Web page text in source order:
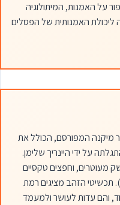
על האמנות, המיתולוגיה
ליכולת האמנותית של הפסלים
מיקנה המפורסם, הכולל את
על ידי היינריך שלימן.
מעוטרים, וחפצים טקסיים
(1600-1100 לפנה"ס). תכשיטי הזהב מציגים רמת
והם עדות לעושר ולמעמד